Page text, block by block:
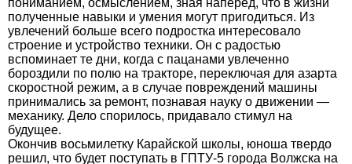
пониманием, осмыслением, зная наперед, что в жизни
полученные навыки и умения могут пригодиться. Из
увлечений больше всего подростка интересовало
строение и устройство техники. Он с радостью
вспоминает те дни, когда с пацанами увлеченно
бороздили по полю на тракторе, переключая для азарта
скоростной режим, а в случае повреждений машины
принимались за ремонт, познавая науку о движении —
механику. Дело спорилось, придавало стимул на
будущее.
Окончив восьмилетку Карайской школы, юноша твердо
решил, что будет поступать в ГПТУ-5 города Волжска на